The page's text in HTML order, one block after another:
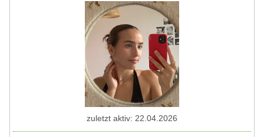
zuletzt aktiv: 22.04.2026